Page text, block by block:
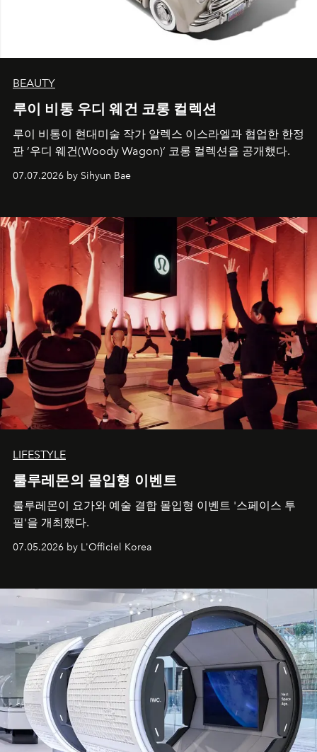
BEAUTY
루이 비통 우디 웨건 코롱 컬렉션
루이 비통이 현대미술 작가 알렉스 이스라엘과 협업한 한정
판 ’우디 웨건(Woody Wagon)‘ 코롱 컬렉션을 공개했다.
07.07.2026 by Sihyun Bae
LIFESTYLE
룰루레몬의 몰입형 이벤트
룰루레몬이 요가와 예술 결합 몰입형 이벤트 '스페이스 투
필'을 개최했다.
07.05.2026 by L'Officiel Korea